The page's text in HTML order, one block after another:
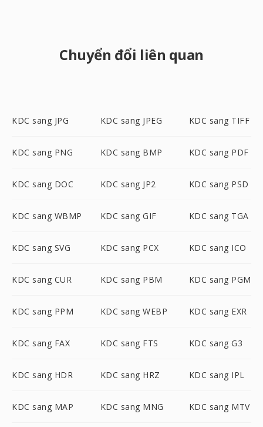
Chuyển đổi liên quan
KDC sang JPG KDC sang JPEG KDC sang TIFF
KDC sang PNG KDC sang BMP KDC sang PDF
KDC sang DOC KDC sang JP2 KDC sang PSD
KDC sang WBMP KDC sang GIF KDC sang TGA
KDC sang SVG KDC sang PCX KDC sang ICO
KDC sang CUR KDC sang PBM KDC sang PGM
KDC sang PPM KDC sang WEBP KDC sang EXR
KDC sang FAX KDC sang FTS KDC sang G3
KDC sang HDR KDC sang HRZ KDC sang IPL
KDC sang MAP KDC sang MNG KDC sang MTV